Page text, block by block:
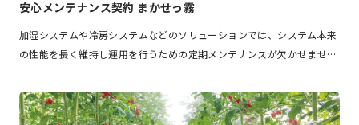
安心メンテナンス契約 まかせっ霧
加湿システムや冷房システムなどのソリューションでは、システム本来
の性能を長く維持し運用を行うための定期メンテナンスが欠かせませ…